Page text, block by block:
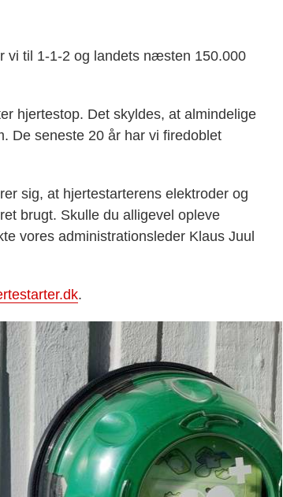
vi til 1-1-2 og landets næsten 150.000
hjertestop. Det skyldes, at almindelige
De seneste 20 år har vi firedoblet
sig, at hjertestarterens elektroder og
brugt. Skulle du alligevel opleve
vores administrationsleder Klaus Juul
.